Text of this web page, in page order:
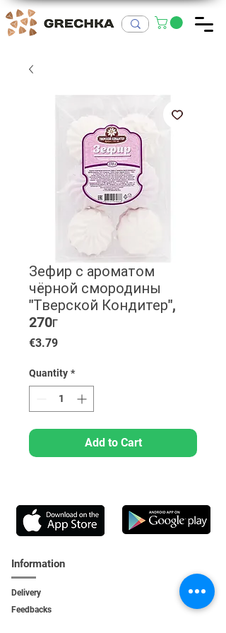
Зефир с ароматом
чёрной смородины
"Тверской Кондитер",
270г
€3.79Price
Quantity *
Add to Cart
Information
Delivery
Feedbacks